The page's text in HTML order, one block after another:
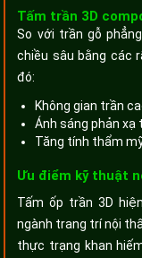
Tấm trần 3D
So với trần gỗ
chiều sâu bằng các
đó:
Không gian trần
Ánh sáng phản xạ
Tăng tính thẩm
Ưu điểm kỹ thuật
Tấm ốp trần 3D
ngành trang trí nội
thực trạng khan